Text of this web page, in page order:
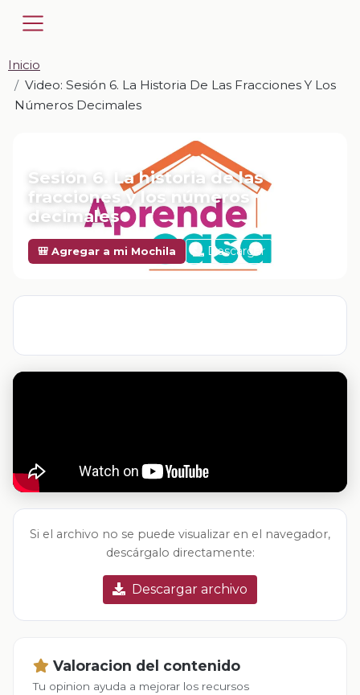
Inicio
Video: Sesión 6. La Historia De Las Fracciones Y Los
Números Decimales
Sesión 6. La historia de las
fracciones y los números
decimales
🎒 Agregar a mi Mochila Descargar
Si el archivo no se puede visualizar en el navegador,
descárgalo directamente:
Descargar archivo
Valoracion del contenido
Tu opinion ayuda a mejorar los recursos